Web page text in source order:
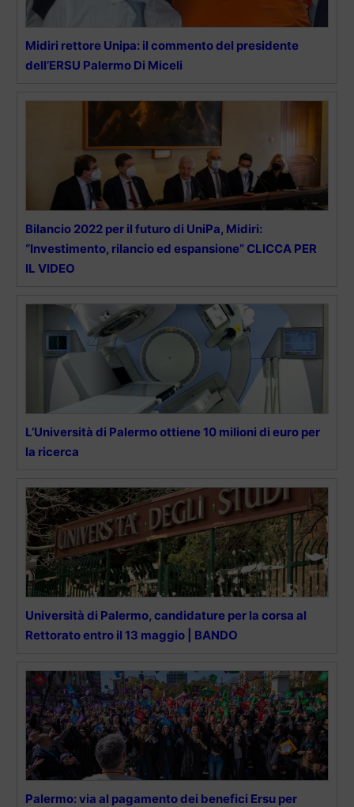
Midiri rettore Unipa: il commento del presidente
dell’ERSU Palermo Di Miceli
Bilancio 2022 per il futuro di UniPa, Midiri:
“Investimento, rilancio ed espansione” CLICCA PER
IL VIDEO
L’Università di Palermo ottiene 10 milioni di euro per
la ricerca
Università di Palermo, candidature per la corsa al
Rettorato entro il 13 maggio | BANDO
Palermo: via al pagamento dei benefici Ersu per